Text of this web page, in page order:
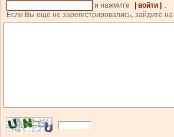
и нажмите
| войти |
.
Если Вы еще не зарегистрировались, зайдите на